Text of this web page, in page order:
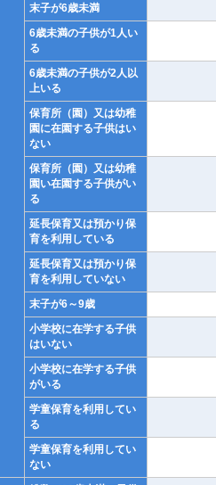
末子が6歳未満
6歳未満の子供が1人い
る
6歳未満の子供が2人以
上いる
保育所（園）又は幼稚
園に在園する子供はい
ない
保育所（園）又は幼稚
園い在園する子供がい
る
延長保育又は預かり保
育を利用している
延長保育又は預かり保
育を利用していない
末子が6～9歳
小学校に在学する子供
はいない
小学校に在学する子供
がいる
学童保育を利用してい
る
学童保育を利用してい
ない